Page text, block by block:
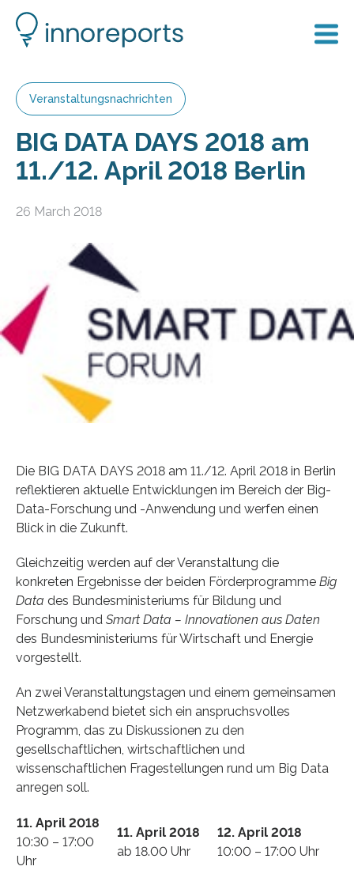
Veranstaltungsnachrichten
BIG DATA DAYS 2018 am
11./12. April 2018 Berlin
26 March 2018
Die BIG DATA DAYS 2018 am 11./12. April 2018 in Berlin
reflektieren aktuelle Entwicklungen im Bereich der Big-
Data-Forschung und -Anwendung und werfen einen
Blick in die Zukunft.
Gleichzeitig werden auf der Veranstaltung die
konkreten Ergebnisse der beiden Förderprogramme Big
Data des Bundesministeriums für Bildung und
Forschung und Smart Data – Innovationen aus Daten
des Bundesministeriums für Wirtschaft und Energie
vorgestellt.
An zwei Veranstaltungstagen und einem gemeinsamen
Netzwerkabend bietet sich ein anspruchsvolles
Programm, das zu Diskussionen zu den
gesellschaftlichen, wirtschaftlichen und
wissenschaftlichen Fragestellungen rund um Big Data
anregen soll.
11. April 2018
10:30 – 17:00
Uhr
11. April 2018
ab 18.00 Uhr
12. April 2018
10:00 – 17:00 Uhr